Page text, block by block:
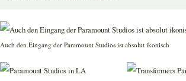
Auch den Eingang der Paramount Studios ist absolut ikonisch